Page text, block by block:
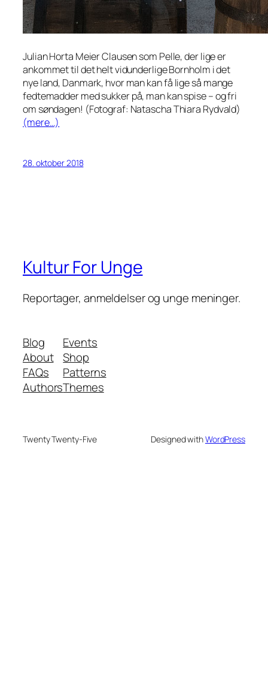
Julian Horta Meier Clausen som Pelle, der lige er
ankommet til det helt vidunderlige Bornholm i det
nye land, Danmark, hvor man kan få lige så mange
fedtemadder med sukker på, man kan spise – og fri
om søndagen! (Fotograf: Natascha Thiara Rydvald)
(mere…)
28. oktober 2018
Kultur For Unge
Reportager, anmeldelser og unge meninger.
Blog
About
FAQs
Authors
Events
Shop
Patterns
Themes
Twenty Twenty-Five Designed withWordPress